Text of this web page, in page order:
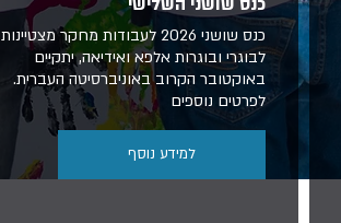
כנס שושני 2026 לעבודות מחקר מצטיינות
לבוגרי ובוגרות אלפא ואידיאה, יתקיים
באוקטובר הקרוב באוניברסיטה העברית.
לפרטים נוספים
למידע נוסף